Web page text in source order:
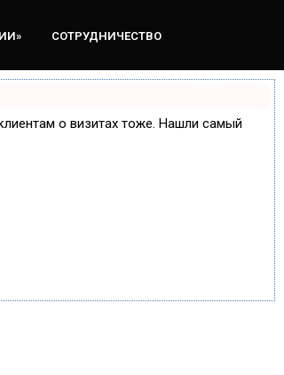
СОТРУДНИЧЕСТВО
о визитах тоже. Нашли самый